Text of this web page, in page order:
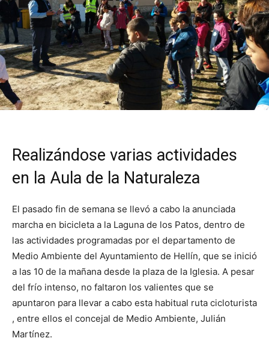
Realizándose varias actividades
en la Aula de la Naturaleza
El pasado fin de semana se llevó a cabo la anunciada
marcha en bicicleta a la Laguna de los Patos, dentro de
las actividades programadas por el departamento de
Medio Ambiente del Ayuntamiento de Hellín, que se inició
a las 10 de la mañana desde la plaza de la Iglesia. A pesar
del frío intenso, no faltaron los valientes que se
apuntaron para llevar a cabo esta habitual ruta cicloturista
, entre ellos el concejal de Medio Ambiente, Julián
Martínez.